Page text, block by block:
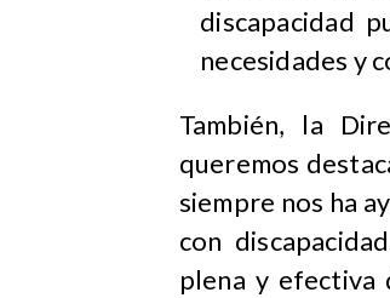
discapacidad
necesidades y
También, la
queremos
siempre nos ha
con
plena y efectiva